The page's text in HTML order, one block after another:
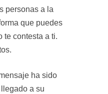
personas a la
que puedes
te contesta a ti.
ha sido
a su